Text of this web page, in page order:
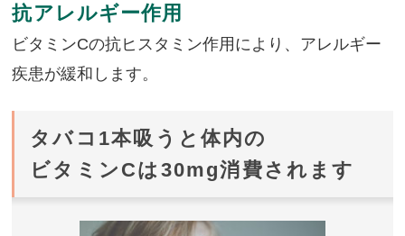
抗アレルギー作用
ビタミンCの抗ヒスタミン作用により、アレルギー
疾患が緩和します。
タバコ1本吸うと体内の
ビタミンCは30mg消費されます